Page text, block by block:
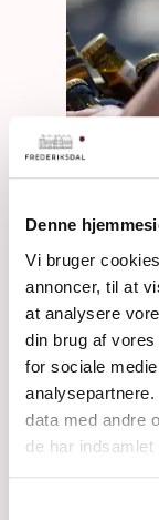
Denne
Vi bruger
annoncer, til at
at analysere
din brug af
for sociale
data med andre
de har